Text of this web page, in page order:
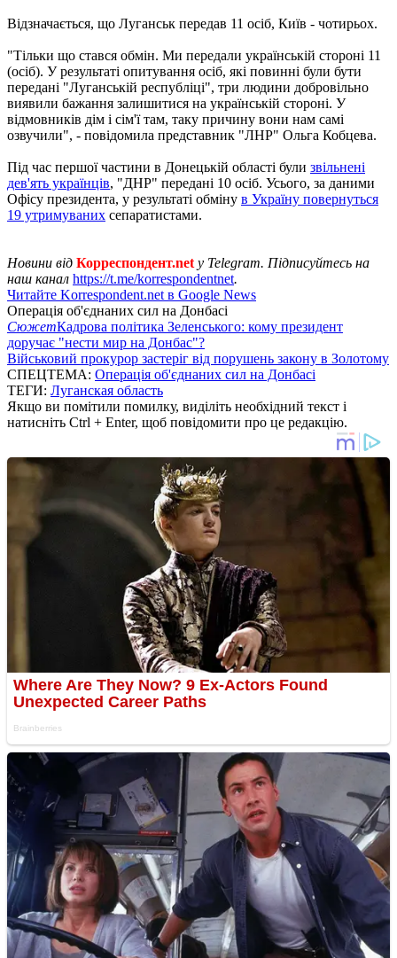
Відзначається, що Луганськ передав 11 осіб, Київ - чотирьох.
"Тільки що стався обмін. Ми передали українській стороні 11
(осіб). У результаті опитування осіб, які повинні були бути
передані "Луганській республіці", три людини добровільно
виявили бажання залишитися на українській стороні. У
відмовників дім і сім'ї там, таку причину вони нам самі
озвучили", - повідомила представник "ЛНР" Ольга Кобцева.
Під час першої частини в Донецькій області були звільнені
дев'ять українців, "ДНР" передані 10 осіб. Усього, за даними
Офісу президента, у результаті обміну в Україну повернуться
19 утримуваних сепаратистами.
Новини від Корреспондент.net у Telegram. Підписуйтесь на
наш канал https://t.me/korrespondentnet.
Читайте Korrespondent.net в Google News
Операція об'єднаних сил на Донбасі
СюжетКадрова політика Зеленського: кому президент
доручає "нести мир на Донбас"?
Військовий прокурор застеріг від порушень закону в Золотому
СПЕЦТЕМА: Операція об'єднаних сил на Донбасі
ТЕГИ: Луганская область
Якщо ви помітили помилку, виділіть необхідний текст і
натисніть Ctrl + Enter, щоб повідомити про це редакцію.